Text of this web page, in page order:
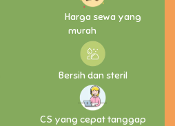
Harga sewa yang
murah
Bersih dan steril
CS yang cepat tanggap